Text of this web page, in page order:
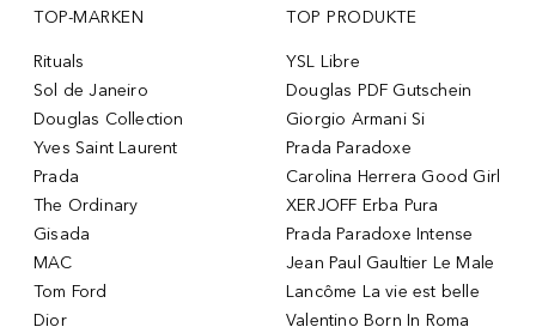
TOP-MARKEN
Rituals
Sol de Janeiro
Douglas Collection
Yves Saint Laurent
Prada
The Ordinary
Gisada
MAC
Tom Ford
Dior
TOP PRODUKTE
YSL Libre
Douglas PDF Gutschein
Giorgio Armani Si
Prada Paradoxe
Carolina Herrera Good Girl
XERJOFF Erba Pura
Prada Paradoxe Intense
Jean Paul Gaultier Le Male
Lancôme La vie est belle
Valentino Born In Roma